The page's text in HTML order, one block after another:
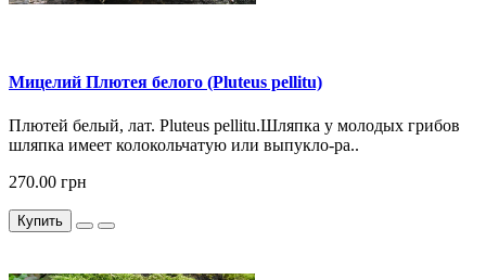
Мицелий Плютея белого (Pluteus pellitu)
Плютей белый, лат. Pluteus pellitu.Шляпка у молодых грибов
шляпка имеет колокольчатую или выпукло-ра..
270.00 грн
Купить